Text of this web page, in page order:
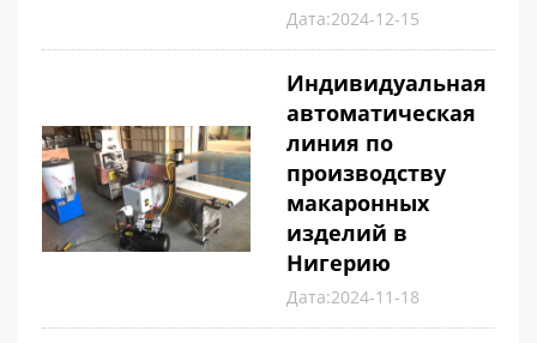
Дата:2024-12-15
Индивидуальная
автоматическая
линия по
производству
макаронных
изделий в
Нигерию
Дата:2024-11-18